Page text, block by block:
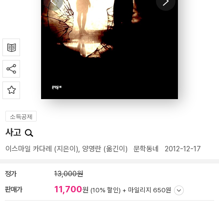
소득공제
사고
이스마일 카다레 (지은이), 양영란 (옮긴이) 문학동네 2012-12-17
정가 13,000원
판매가 11,700원 (10% 할인) + 마일리지 650원